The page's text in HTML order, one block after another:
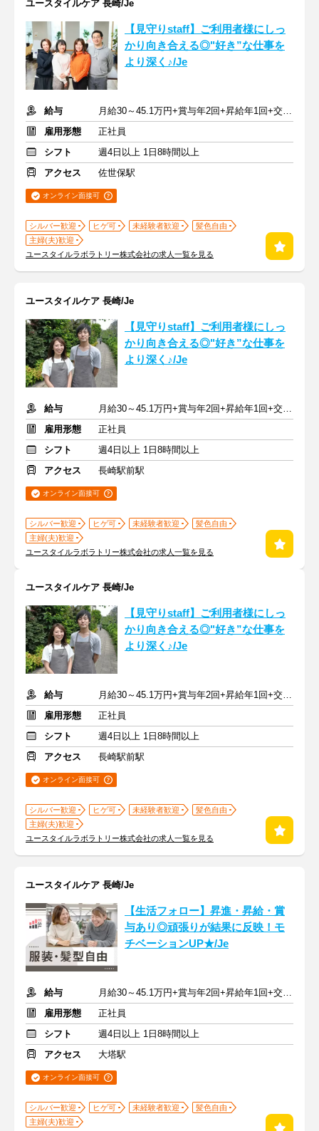
ユースタイルケア 長崎/Je
【見守りstaff】ご利用者様にしっ
かり向き合える◎"好き”な仕事を
より深く♪/Je
給与
月給30～45.1万円+賞与年2回+昇給年1回+交通費全額
雇用形態
正社員
シフト
週4日以上 1日8時間以上
アクセス
佐世保駅
オンライン面接可
シルバー歓迎 ヒゲ可 未経験者歓迎
髪色自由
主婦(夫)歓迎
ユースタイルラボラトリー株式会社の求人一覧を見る
ユースタイルケア 長崎/Je
【見守りstaff】ご利用者様にしっ
かり向き合える◎"好き”な仕事を
より深く♪/Je
給与
月給30～45.1万円+賞与年2回+昇給年1回+交通費全額
雇用形態
正社員
シフト
週4日以上 1日8時間以上
アクセス
長崎駅前駅
オンライン面接可
シルバー歓迎 ヒゲ可 未経験者歓迎
髪色自由
主婦(夫)歓迎
ユースタイルラボラトリー株式会社の求人一覧を見る
ユースタイルケア 長崎/Je
【見守りstaff】ご利用者様にしっ
かり向き合える◎"好き”な仕事を
より深く♪/Je
給与
月給30～45.1万円+賞与年2回+昇給年1回+交通費全額
雇用形態
正社員
シフト
週4日以上 1日8時間以上
アクセス
長崎駅前駅
オンライン面接可
シルバー歓迎 ヒゲ可 未経験者歓迎
髪色自由
主婦(夫)歓迎
ユースタイルラボラトリー株式会社の求人一覧を見る
ユースタイルケア 長崎/Je
【生活フォロー】昇進・昇給・賞
与あり◎頑張りが結果に反映！モ
チベーションUP★/Je
給与
月給30～45.1万円+賞与年2回+昇給年1回+交通費全額
雇用形態
正社員
シフト
週4日以上 1日8時間以上
アクセス
大塔駅
オンライン面接可
シルバー歓迎 ヒゲ可 未経験者歓迎
髪色自由
主婦(夫)歓迎